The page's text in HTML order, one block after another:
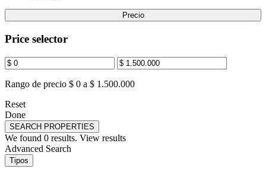
Precio
Price selector
Rango de precio $ 0 a $ 1.500.000
Reset
Done
SEARCH PROPERTIES
We found 0 results. View results
Advanced Search
Tipos